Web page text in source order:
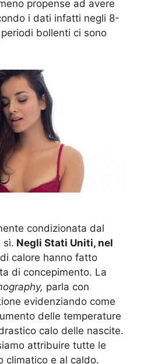
propense ad avere
i dati infatti negli 8-
bollenti ci sono
condizionata dal
sì. Negli Stati Uniti, nel
calore hanno fatto
di concepimento. La
parla con
evidenziando come
delle temperature
calo delle nascite.
attribuire tutte le
climatico e al caldo.